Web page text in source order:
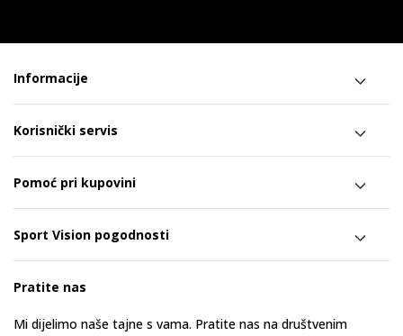
Informacije
Korisnički servis
Pomoć pri kupovini
Sport Vision pogodnosti
Pratite nas
Mi dijelimo naše tajne s vama. Pratite nas na društvenim